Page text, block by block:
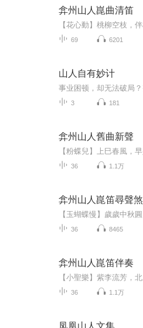
弇州山人崑曲清笛
69 6201
山人自有妙计
3 181
弇州山人舊曲新聲
36 1.1万
弇州山人崑笛尋聲煞
36 8465
弇州山人崑笛伴奏
36 1.1万
凤凰山人文集